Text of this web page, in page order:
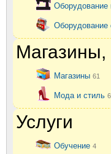
Оборудование
Магазины,
Магазины 61
Мода и стиль
Услуги
Обучение 4